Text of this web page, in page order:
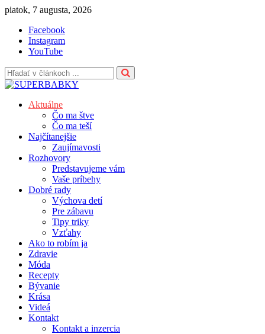
Skip
content
piatok, 7 augusta, 2026
Facebook
Instagram
YouTube
Aktuálne
Čo ma štve
Čo ma teší
Najčítanejšie
Zaujímavosti
Rozhovory
Predstavujeme vám
Vaše príbehy
Dobré rady
Výchova detí
Pre zábavu
Tipy triky
Vzťahy
Ako to robím ja
Zdravie
Móda
Recepty
Bývanie
Krása
Videá
Kontakt
Kontakt a inzercia